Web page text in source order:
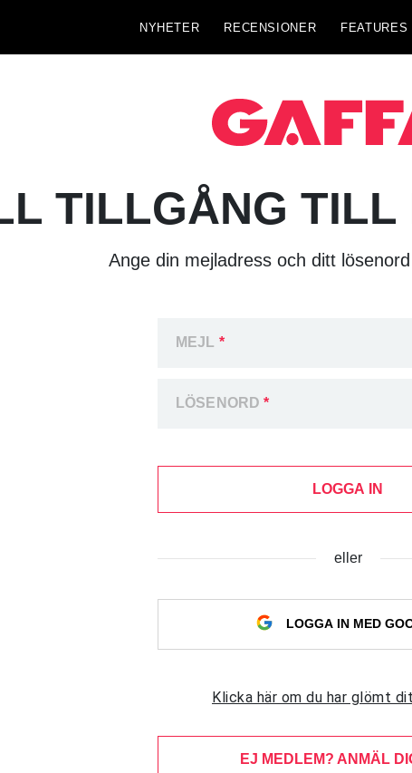
NYHETER RECENSIONER FEATURES
TILLGÅNG TILL
Ange din mejladress och ditt
MEJL *
LÖSENORD*
LOGGA IN
eller
LOGGA IN MED
Klicka här om du har glömt
EJ MEDLEM? ANMÄL